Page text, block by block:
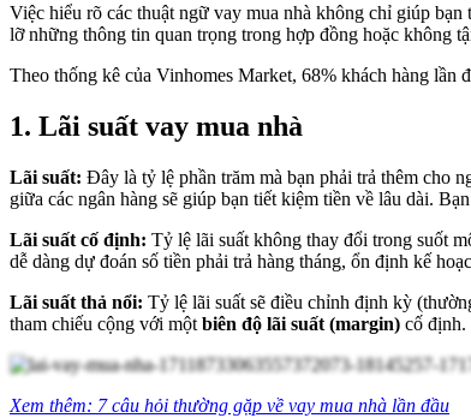
Việc hiểu rõ các thuật ngữ vay mua nhà không chỉ giúp
lỡ những thông tin quan trọng trong hợp đồng hoặc không
Theo thống kê của Vinhomes Market, 68% khách hàng
1. Lãi suất vay mua nhà
Lãi suất: Đây là tỷ lệ phần trăm mà bạn phải trả thêm cho
giữa các ngân hàng sẽ giúp bạn tiết kiệm tiền về lâu dài.
Lãi suất cố định: Tỷ lệ lãi suất không thay đổi trong suốt
dễ dàng dự đoán số tiền phải trả hàng tháng, ổn định kế
Lãi suất thả nổi: Tỷ lệ lãi suất sẽ điều chỉnh định kỳ
tham chiếu cộng với một biên độ lãi suất (margin) cố định.
Xem thêm: 7 câu hỏi thường gặp về vay mua nhà lần đầu